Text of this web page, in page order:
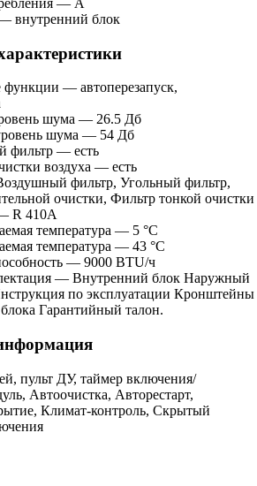
внутренний блок
— автоперезапуск,
шума — 26.5 Дб
шума — 54 Дб
фильтр — есть
воздуха — есть
фильтр, Угольный фильтр,
очистки, Фильтр тонкой очистки
R 410A
температура — 5 °C
температура — 43 °C
— 9000 BTU/ч
— Внутренний блок Наружный
по эксплуатации Кронштейны
Гарантийный талон.
пульт ДУ, таймер включения/
Автоочистка, Авторестарт,
Климат-контроль, Скрытый